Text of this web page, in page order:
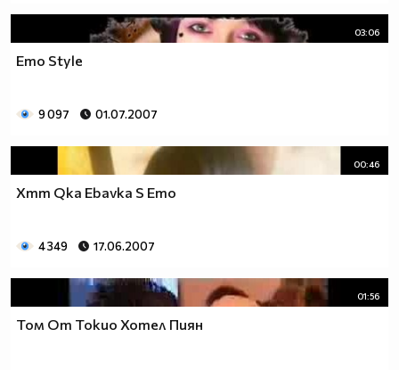
03:06
Emo Style
9 097 01.07.2007
00:46
Xmm Qka Ebavka S Emo
4 349 17.06.2007
01:56
Том От Токио Хотел Пиян